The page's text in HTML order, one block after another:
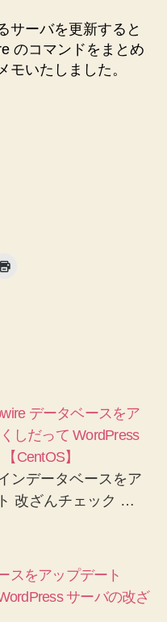
サーバを更新すると
のコマンドをまとめ
モいたしました。
データベースをア
しだって WordPress
CentOS】
ンデータベースをア
改ざんチェック …
をアップデート
サーバの改ざ